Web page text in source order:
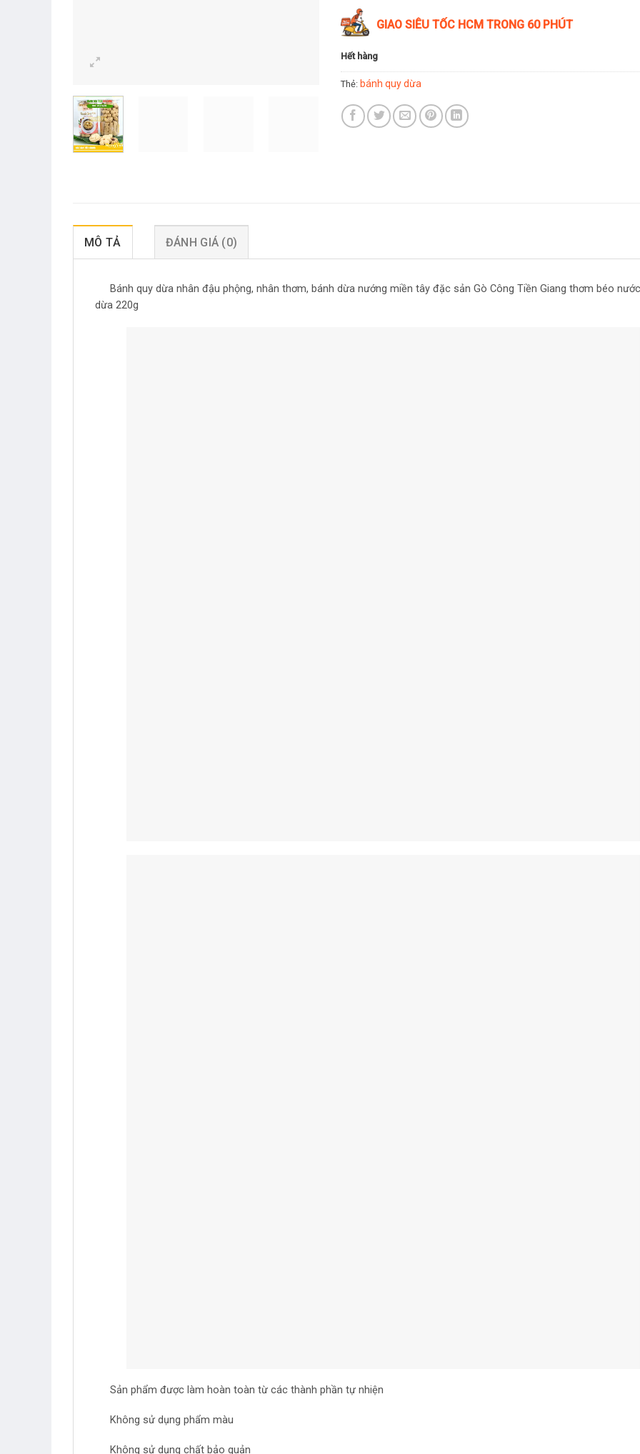
GIAO SIÊU TỐC HCM TRONG 60 PHÚT
Hết hàng
Thẻ: bánh quy dừa
MÔ TẢ ĐÁNH GIÁ (0)
Bánh quy dừa nhân đậu phộng, nhân thơm, bánh dừa nướng miền tây đặc sản Gò Công Tiền Giang thơm béo
dừa 220g
Sản phẩm được làm hoàn toàn từ các thành phần tự nhiện
Không sử dụng phẩm màu
Không sử dụng chất bảo quản